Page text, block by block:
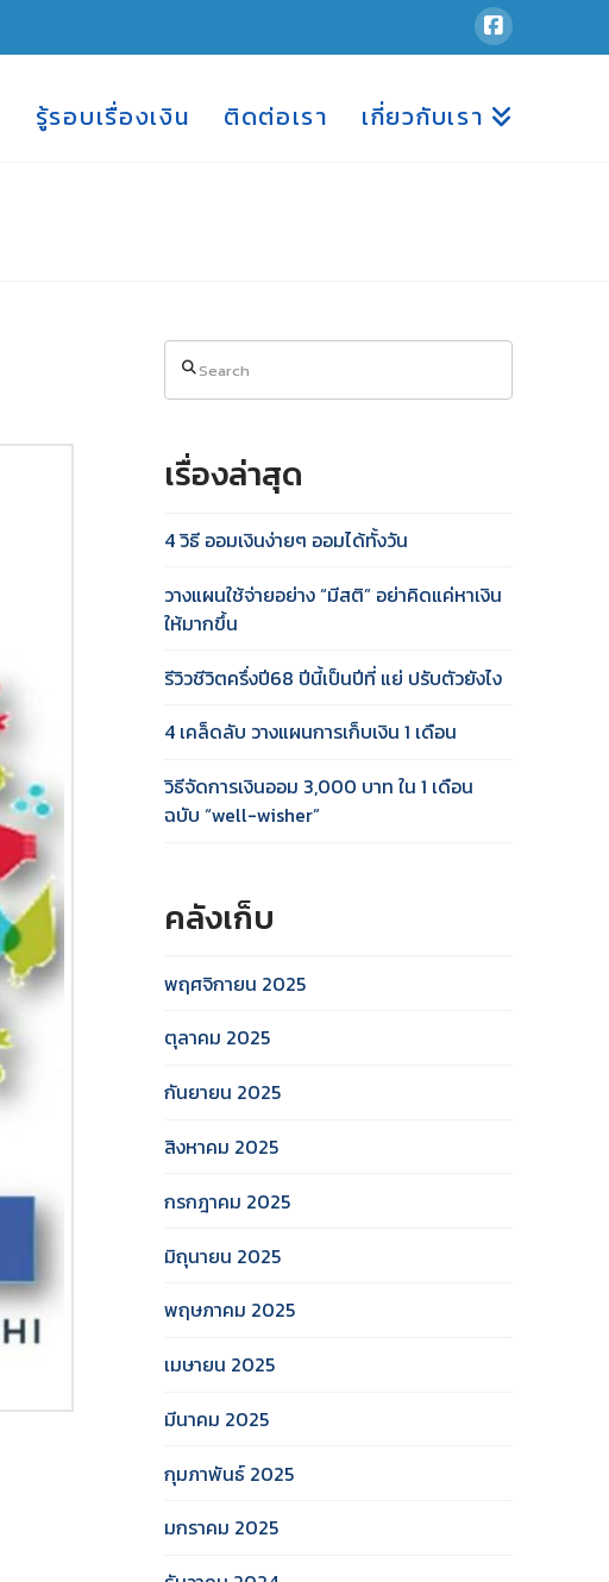
รู้รอบเรื่องเงิน ติดต่อเรา เกี่ยวกับเรา
Search
เรื่องล่าสุด
4 วิธี ออมเงินง่ายๆ ออมได้ทั้งวัน
วางแผนใช้จ่ายอย่าง “มีสติ” อย่าคิดแค่หาเงิน
ให้มากขึ้น
รีวิวชีวิตครึ่งปี68 ปีนี้เป็นปีที่ แย่ ปรับตัวยังไง
4 เคล็ดลับ วางแผนการเก็บเงิน 1 เดือน
วิธีจัดการเงินออม 3,000 บาท ใน 1 เดือน
ฉบับ “well-wisher”
คลังเก็บ
พฤศจิกายน 2025
ตุลาคม 2025
กันยายน 2025
สิงหาคม 2025
กรกฎาคม 2025
มิถุนายน 2025
พฤษภาคม 2025
เมษายน 2025
มีนาคม 2025
กุมภาพันธ์ 2025
มกราคม 2025